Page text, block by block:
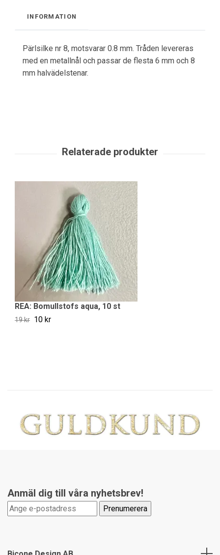
INFORMATION
Pärlsilke nr 8, motsvarar 0.8 mm. Tråden levereras
med en metallnål och passar de flesta 6 mm och 8
mm halvädelstenar.
REA: Bomullstofs aqua, 10 st
19 kr 10 kr
Anmäl dig till våra nyhetsbrev!